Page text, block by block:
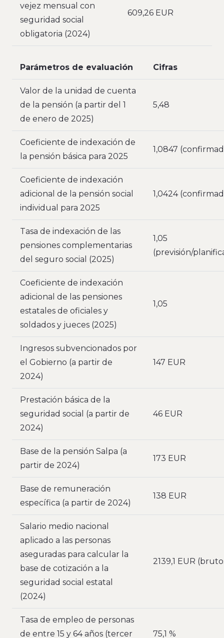
vejez mensual con
seguridad social
obligatoria (2024)
609,26 EUR
Parámetros de evaluación Cifras
Valor de la unidad de cuenta
de la pensión (a partir del 1
de enero de 2025)
5,48
Coeficiente de indexación de
la pensión básica para 2025
1,0847
Coeficiente de indexación
adicional de la pensión social
individual para 2025
1,0424
Tasa de indexación de las
pensiones complementarias
del seguro social (2025)
1,05
(previsión/
Coeficiente de indexación
adicional de las pensiones
estatales de oficiales y
soldados y jueces (2025)
1,05
Ingresos subvencionados por
el Gobierno (a partir de
2024)
147 EUR
Prestación básica de la
seguridad social (a partir de
2024)
46 EUR
Base de la pensión Salpa (a
partir de 2024)
173 EUR
Base de remuneración
específica (a partir de 2024)
138 EUR
Salario medio nacional
aplicado a las personas
aseguradas para calcular la
base de cotización a la
seguridad social estatal
(2024)
2139,1 EUR
Tasa de empleo de personas
de entre 15 y 64 años (tercer
75,1 %